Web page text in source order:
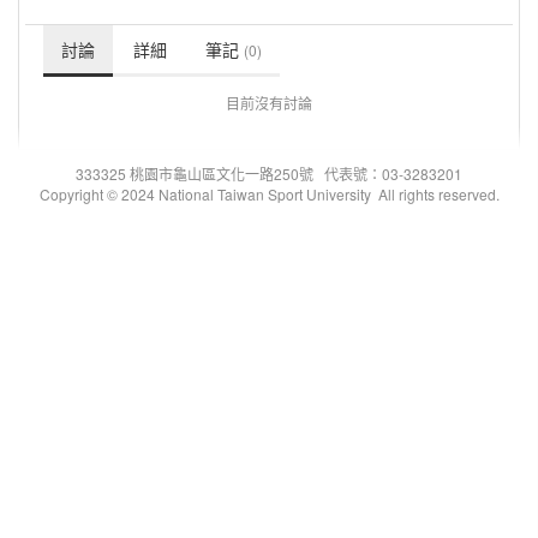
討論 詳細 筆記 (0)
目前沒有討論
333325 桃園市龜山區文化一路250號 代表號：03-3283201
Copyright © 2024 National Taiwan Sport University All rights reserved.